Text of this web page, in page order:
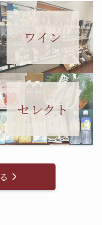
ワイン
セレクト